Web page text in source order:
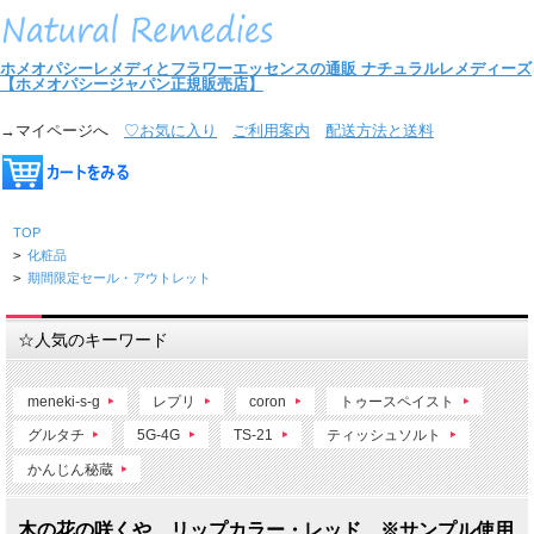
ホメオパシーレメディとフラワーエッセンスの通販 ナチュラルレメディーズ
【ホメオパシージャパン正規販売店】
→マイページへ ♡お気に入り ご利用案内 配送方法と送料
TOP
> 化粧品
> 期間限定セール・アウトレット
☆人気のキーワード
meneki-s-g レプリ coron トゥースペイスト
グルタチ 5G-4G TS-21 ティッシュソルト
かんじん秘蔵